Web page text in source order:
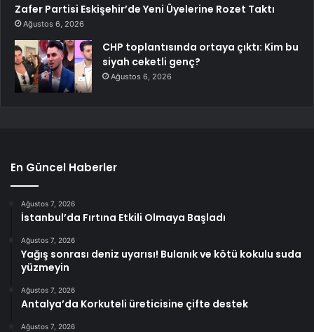
Zafer Partisi Eskişehir’de Yeni Üyelerine Rozet Taktı
Ağustos 6, 2026
CHP toplantısında ortaya çıktı: Kim bu
siyah ceketli genç?
Ağustos 6, 2026
En Güncel Haberler
Ağustos 7, 2026
İstanbul’da Fırtına Etkili Olmaya Başladı
Ağustos 7, 2026
Yağış sonrası deniz uyarısı! Bulanık ve kötü kokulu suda
yüzmeyin
Ağustos 7, 2026
Antalya’da Korkuteli üreticisine çifte destek
Ağustos 7, 2026